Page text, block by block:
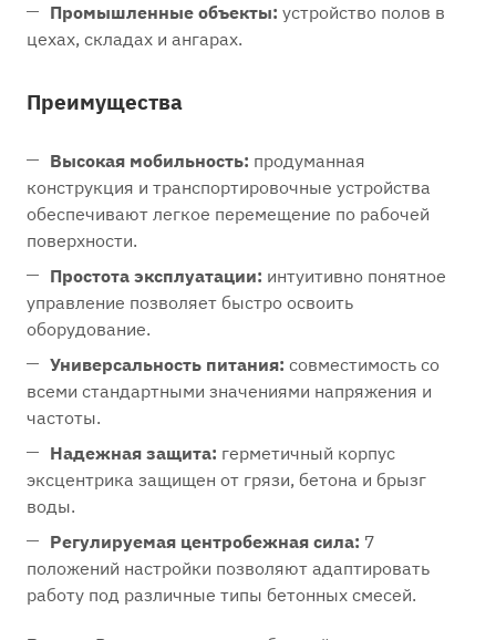
Промышленные объекты: устройство полов в
цехах, складах и ангарах.
Преимущества
Высокая мобильность: продуманная
конструкция и транспортировочные устройства
обеспечивают легкое перемещение по рабочей
поверхности.
Простота эксплуатации: интуитивно понятное
управление позволяет быстро освоить
оборудование.
Универсальность питания: совместимость со
всеми стандартными значениями напряжения и
частоты.
Надежная защита: герметичный корпус
эксцентрика защищен от грязи, бетона и брызг
воды.
Регулируемая центробежная сила: 7
положений настройки позволяют адаптировать
работу под различные типы бетонных смесей.